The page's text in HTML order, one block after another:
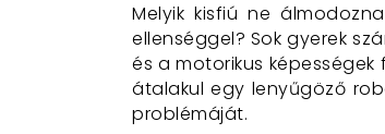
Melyik kisfiú ne
ellenséggel? Sok gyerek
és a motorikus
átalakul egy lenyűgöző
problémáját.